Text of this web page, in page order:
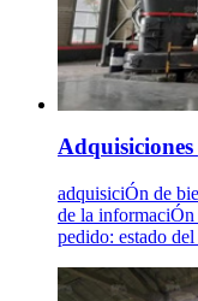
adquisiciÓn de
de la
pedido: estado